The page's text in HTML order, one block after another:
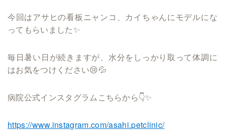
今回はアサヒの看板ニャンコ、カイちゃんにモデルにな
ってもらいました✨
毎日暑い日が続きますが、水分をしっかり取って体調に
はお気をつけください😢💦
病院公式インスタグラムこちらから👇✨
https://www.instagram.com/asahi.petclinic/